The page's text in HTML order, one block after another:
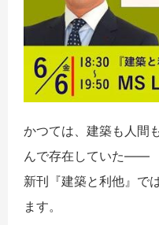
かつては、建築も人間も
んで存在していた――
新刊『建築と利他』で
ます。